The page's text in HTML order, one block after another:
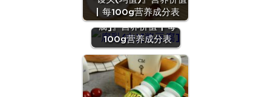
| 每100g营养成分表
『腐乳(白)[酱豆
腐]』营养价值 | 每
100g营养成分表